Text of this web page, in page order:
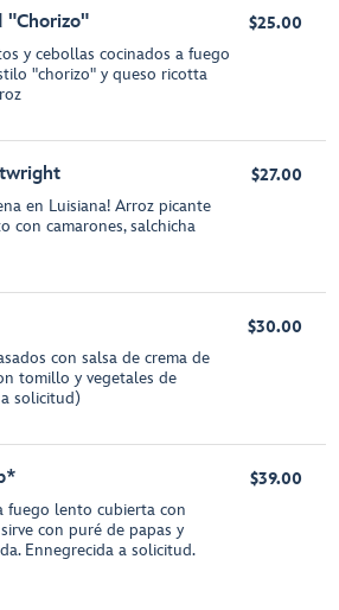
"Chorizo"
y cebollas cocinados a fuego
"chorizo" y queso ricotta
$25.00
en Luisiana! Arroz picante
con camarones, salchicha
$27.00
con salsa de crema de
tomillo y vegetales de
solicitud)
$30.00
fuego lento cubierta con
con puré de papas y
Ennegrecida a solicitud.
$39.00